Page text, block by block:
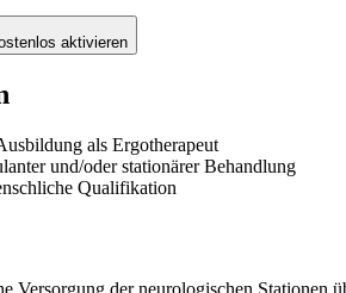
aktivieren
als Ergotherapeut
und/oder stationärer Behandlung
Qualifikation
Versorgung der neurologischen Stationen